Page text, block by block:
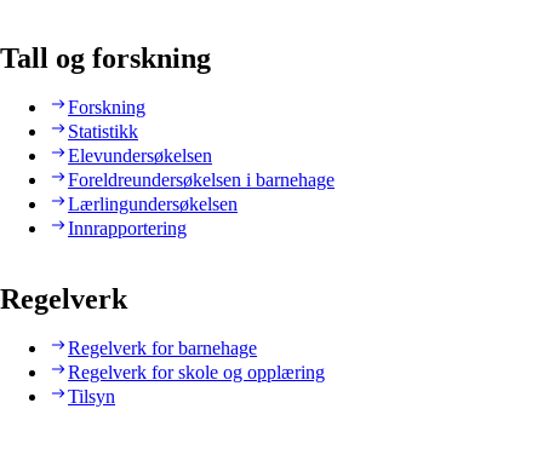
Tall og forskning
Forskning
Statistikk
Elevundersøkelsen
Foreldreundersøkelsen i barnehage
Lærlingundersøkelsen
Innrapportering
Regelverk
Regelverk for barnehage
Regelverk for skole og opplæring
Tilsyn